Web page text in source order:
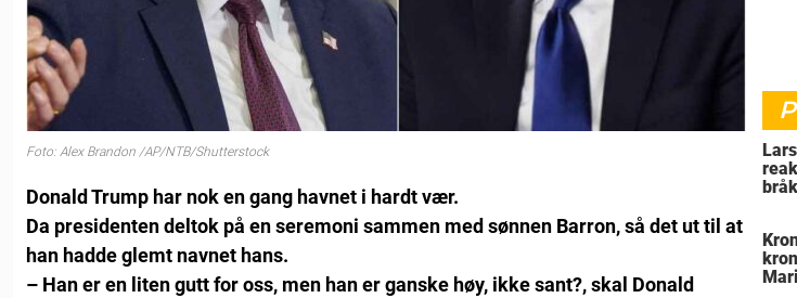
Foto: Alex Brandon /AP/NTB/Shutterstock
Donald Trump har nok en gang havnet i hardt vær.
Da presidenten deltok på en seremoni sammen med sønnen Barron, så det ut til at
han hadde glemt navnet hans.
– Han er en liten gutt for oss, men han er ganske høy, ikke sant?, skal Donald